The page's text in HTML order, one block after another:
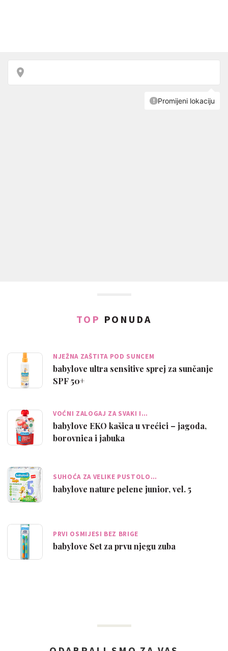
TOP PONUDA
NJEŽNA ZAŠTITA POD SUNCEM
babylove ultra sensitive sprej za sunčanje
SPF 50+
VOĆNI ZALOGAJ ZA SVAKI I…
babylove EKO kašica u vrećici – jagoda,
borovnica i jabuka
SUHOĆA ZA VELIKE PUSTOLO…
babylove nature pelene junior, vel. 5
PRVI OSMIJESI BEZ BRIGE
babylove Set za prvu njegu zuba